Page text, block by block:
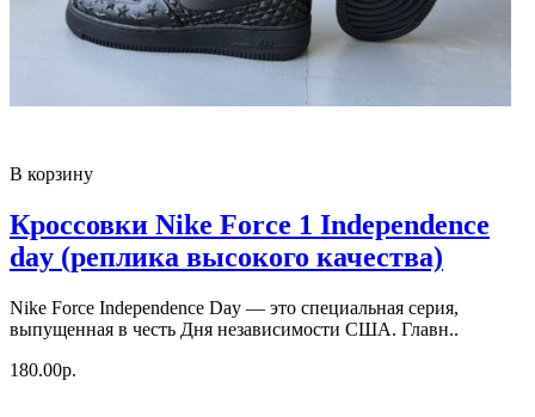
В корзину
Кроссовки Nike Force 1 Independence
day (реплика высокого качества)
Nike Force Independence Day — это специальная серия,
выпущенная в честь Дня независимости США. Главн..
180.00р.